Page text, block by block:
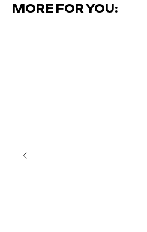
MORE FOR YOU: